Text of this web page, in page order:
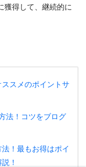
獲得して、継続的に
スメのポイントサ
法！コツをブログ
！最もお得はポイ
！